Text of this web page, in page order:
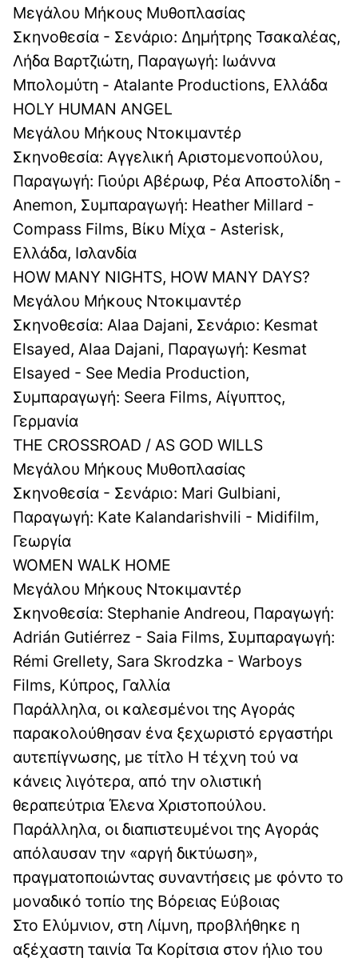
Μεγάλου Μήκους Μυθοπλασίας
Σκηνοθεσία - Σενάριο: Δημήτρης Τσακαλέας,
Λήδα Βαρτζιώτη, Παραγωγή: Ιωάννα
Μπολομύτη - Atalante Productions, Ελλάδα
HOLY HUMAN ANGEL
Μεγάλου Μήκους Ντοκιμαντέρ
Σκηνοθεσία: Αγγελική Αριστομενοπούλου,
Παραγωγή: Γιούρι Αβέρωφ, Ρέα Αποστολίδη -
Anemon, Συμπαραγωγή: Heather Millard -
Compass Films, Βίκυ Μίχα - Asterisk,
Ελλάδα, Ισλανδία
HOW MANY NIGHTS, HOW MANY DAYS?
Μεγάλου Μήκους Ντοκιμαντέρ
Σκηνοθεσία: Alaa Dajani, Σενάριο: Kesmat
Elsayed, Alaa Dajani, Παραγωγή: Kesmat
Elsayed - See Media Production,
Συμπαραγωγή: Seera Films, Αίγυπτος,
Γερμανία
THE CROSSROAD / AS GOD WILLS
Μεγάλου Μήκους Μυθοπλασίας
Σκηνοθεσία - Σενάριο: Mari Gulbiani,
Παραγωγή: Kate Kalandarishvili - Midifilm,
Γεωργία
WOMEN WALK HOME
Μεγάλου Μήκους Ντοκιμαντέρ
Σκηνοθεσία: Stephanie Andreou, Παραγωγή:
Adrián Gutiérrez - Saia Films, Συμπαραγωγή:
Rémi Grellety, Sara Skrodzka - Warboys
Films, Κύπρος, Γαλλία
Παράλληλα, οι καλεσμένοι της Αγοράς
παρακολούθησαν ένα ξεχωριστό εργαστήρι
αυτεπίγνωσης, με τίτλο Η τέχνη τού να
κάνεις λιγότερα, από την ολιστική
θεραπεύτρια Έλενα Χριστοπούλου.
Παράλληλα, οι διαπιστευμένοι της Αγοράς
απόλαυσαν την «αργή δικτύωση»,
πραγματοποιώντας συναντήσεις με φόντο το
μοναδικό τοπίο της Βόρειας Εύβοιας
Στο Ελύμνιον, στη Λίμνη, προβλήθηκε η
αξέχαστη ταινία Τα Κορίτσια στον ήλιο του